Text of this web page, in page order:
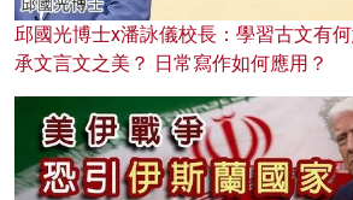
邱國光博士x潘詠儀校長：學習古文有
承文言文之美？ 日常寫作如何應用？